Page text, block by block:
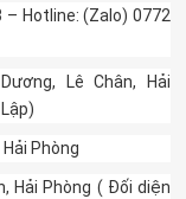
Hotline: (Zalo) 0772
Lê Chân, Hải
Phòng
Hải Phòng ( Đối diện